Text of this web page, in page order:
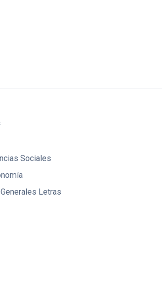
Sociales
Letras